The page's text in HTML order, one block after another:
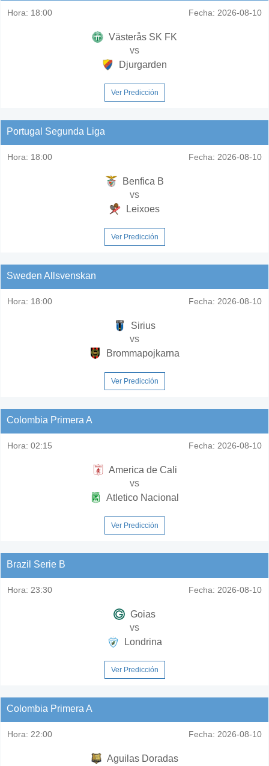
Hora: 18:00 Fecha: 2026-08-10
Västerås SK FK
vs
Djurgarden
Ver Predicción
Portugal Segunda Liga
Hora: 18:00 Fecha: 2026-08-10
Benfica B
vs
Leixoes
Ver Predicción
Sweden Allsvenskan
Hora: 18:00 Fecha: 2026-08-10
Sirius
vs
Brommapojkarna
Ver Predicción
Colombia Primera A
Hora: 02:15 Fecha: 2026-08-10
America de Cali
vs
Atletico Nacional
Ver Predicción
Brazil Serie B
Hora: 23:30 Fecha: 2026-08-10
Goias
vs
Londrina
Ver Predicción
Colombia Primera A
Hora: 22:00 Fecha: 2026-08-10
Aguilas Doradas